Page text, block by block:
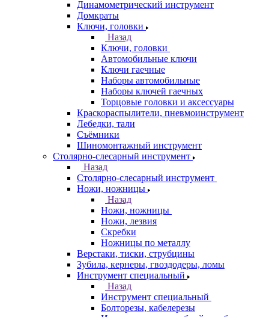
Динамометрический инструмент
Домкраты
Ключи, головки
Назад
Ключи, головки
Автомобильные ключи
Ключи гаечные
Наборы автомобильные
Наборы ключей гаечных
Торцовые головки и аксессуары
Краскораспылители, пневмоинструмент
Лебедки, тали
Съёмники
Шиномонтажный инструмент
Столярно-слесарный инструмент
Назад
Столярно-слесарный инструмент
Ножи, ножницы
Назад
Ножи, ножницы
Ножи, лезвия
Скребки
Ножницы по металлу
Верстаки, тиски, струбцины
Зубила, кернеры, гвоздодеры, ломы
Инструмент специальный
Назад
Инструмент специальный
Болторезы, кабелерезы